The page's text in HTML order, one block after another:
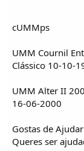
cUMMps
UMM Cournil
Clássico 10-10-
UMM Alter II
16-06-2000
Gostas de
Queres ser